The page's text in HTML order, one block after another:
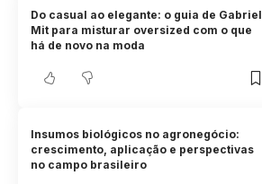
Do casual ao elegante: o guia de Gabriel
Mit para misturar oversized com o que
há de novo na moda
Insumos biológicos no agronegócio:
crescimento, aplicação e perspectivas
no campo brasileiro